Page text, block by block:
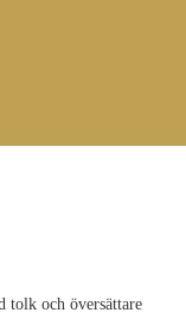
tolk och översättare